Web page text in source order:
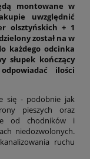
montowane w
uwzględnić
olsztyńskich + 1
został na w
każdego odcinka
słupek kończący
ilości
się - podobnie jak
pieszych oraz
od chodników i
niedozwolonych.
ruchu